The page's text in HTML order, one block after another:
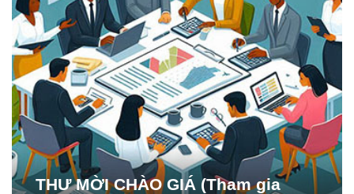
THƯ MỜI CHÀO GIÁ (Tham gia